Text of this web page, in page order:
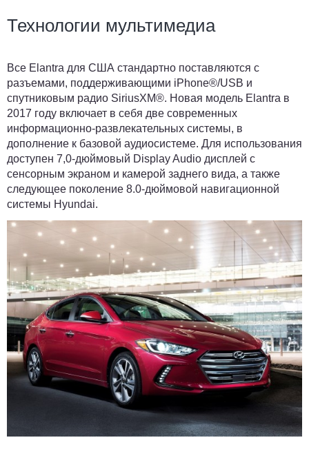
Технологии мультимедиа
Все Elantra для США стандартно поставляются с
разъемами, поддерживающими iPhone®/USB и
спутниковым радио SiriusXM®. Новая модель Elantra в
2017 году включает в себя две современных
информационно-развлекательных системы, в
дополнение к базовой аудиосистеме. Для использования
доступен 7,0-дюймовый Display Audio дисплей с
сенсорным экраном и камерой заднего вида, а также
следующее поколение 8.0-дюймовой навигационной
системы Hyundai.